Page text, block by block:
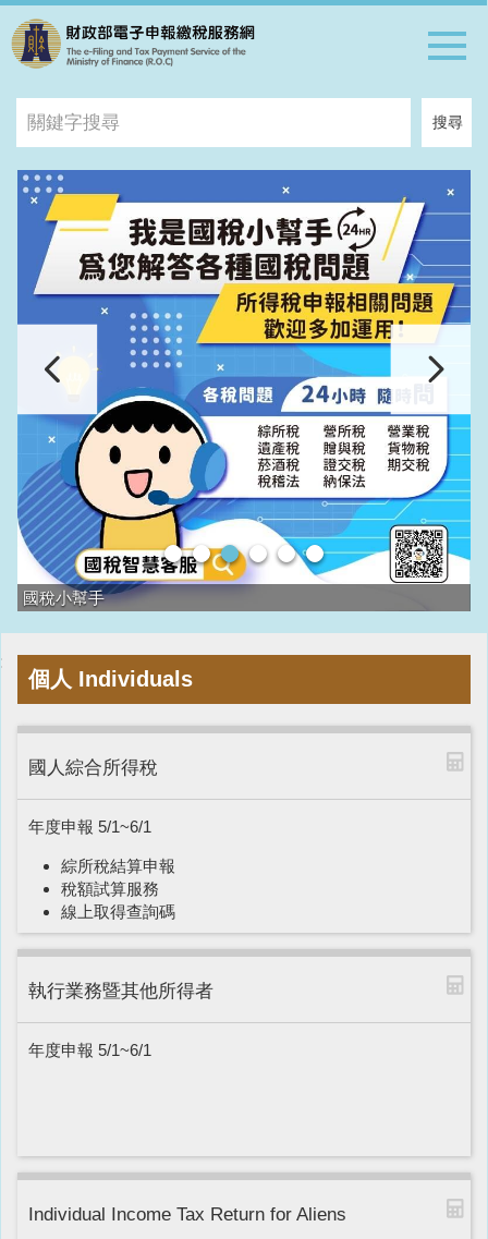
跳到主要內容區
鍵
字
尋
搜尋
國稅小幫手
個人 Individuals
國人綜合所得稅
年度申報 5/1~6/1
綜所稅結算申報
稅額試算服務
線上取得查詢碼
執行業務暨其他所得者
年度申報 5/1~6/1
Individual Income Tax Return for Aliens